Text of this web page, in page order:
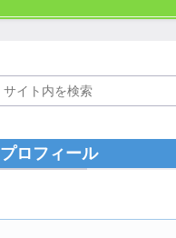
プロフィール